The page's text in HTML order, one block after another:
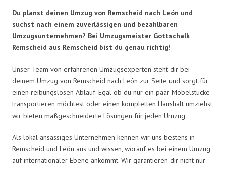
Du planst deinen Umzug von Remscheid nach León und
suchst nach einem zuverlässigen und bezahlbaren
Umzugsunternehmen? Bei Umzugsmeister Gottschalk
Remscheid aus Remscheid bist du genau richtig!
Unser Team von erfahrenen Umzugsexperten steht dir bei
deinem Umzug von Remscheid nach León zur Seite und sorgt für
einen reibungslosen Ablauf. Egal ob du nur ein paar Möbelstücke
transportieren möchtest oder einen kompletten Haushalt umziehst,
wir bieten maßgeschneiderte Lösungen für jeden Umzug.
Als lokal ansässiges Unternehmen kennen wir uns bestens in
Remscheid und León aus und wissen, worauf es bei einem Umzug
auf internationaler Ebene ankommt. Wir garantieren dir nicht nur